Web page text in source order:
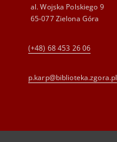
al. Wojska Polskiego 9
65-077 Zielona Góra
(+48) 68 453 26 06
p.karp@biblioteka.zgora.pl